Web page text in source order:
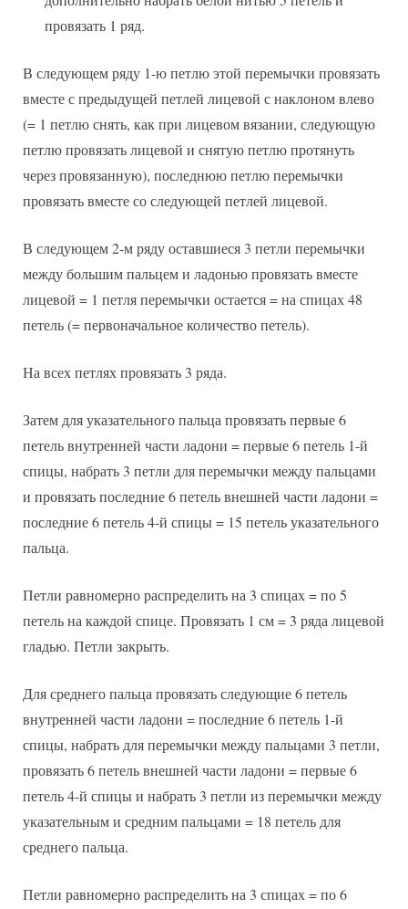
провязать 1 ряд.
В следующем ряду 1-ю петлю этой перемычки провязать
вместе с предыдущей петлей лицевой с наклоном влево
(= 1 петлю снять, как при лицевом вязании, следующую
петлю провязать лицевой и снятую петлю протянуть
через провязанную), последнюю петлю перемычки
провязать вместе со следующей петлей лицевой.
В следующем 2-м ряду оставшиеся 3 петли перемычки
между большим пальцем и ладонью провязать вместе
лицевой = 1 петля перемычки остается = на спицах 48
петель (= первоначальное количество петель).
На всех петлях провязать 3 ряда.
Затем для указательного пальца провязать первые 6
петель внутренней части ладони = первые 6 петель 1-й
спицы, набрать 3 петли для перемычки между пальцами
и провязать последние 6 петель внешней части ладони =
последние 6 петель 4-й спицы = 15 петель указательного
пальца.
Петли равномерно распределить на 3 спицах = по 5
петель на каждой спице. Провязать 1 см = 3 ряда лицевой
гладью. Петли закрыть.
Для среднего пальца провязать следующие 6 петель
внутренней части ладони = последние 6 петель 1-й
спицы, набрать для перемычки между пальцами 3 петли,
провязать 6 петель внешней части ладони = первые 6
петель 4-й спицы и набрать 3 петли из перемычки между
указательным и средним пальцами = 18 петель для
среднего пальца.
Петли равномерно распределить на 3 спицах = по 6